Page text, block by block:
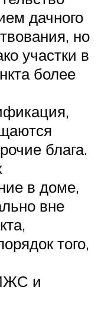
дачного
но
участки в
более
блага.
в доме,
вне
того,
и